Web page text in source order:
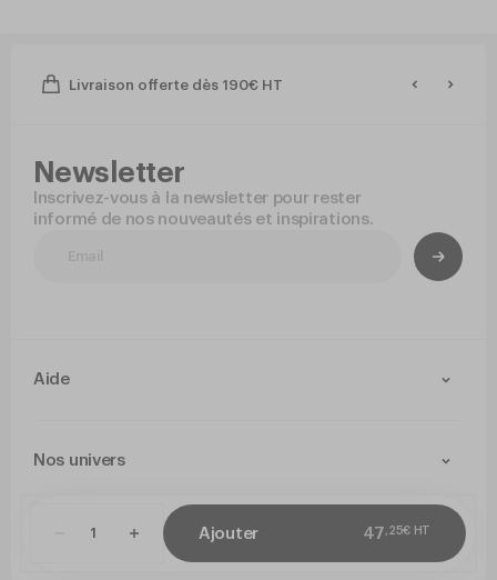
Ajouter 47,25€ HT
Livraison offerte dès 190€ HT
Newsletter
Inscrivez-vous à la newsletter pour rester
informé de nos nouveautés et inspirations.
Aide
Livraison et retours
Nos univers
Politique de confidentialitéMentions légales Paramétrer mes